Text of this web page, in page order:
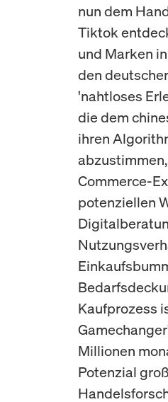
nun dem
Tiktok
und Marken
den
'nahtloses
die dem
ihren
Commerce-
potenziellen
Kaufprozess
Millionen
Potenzial